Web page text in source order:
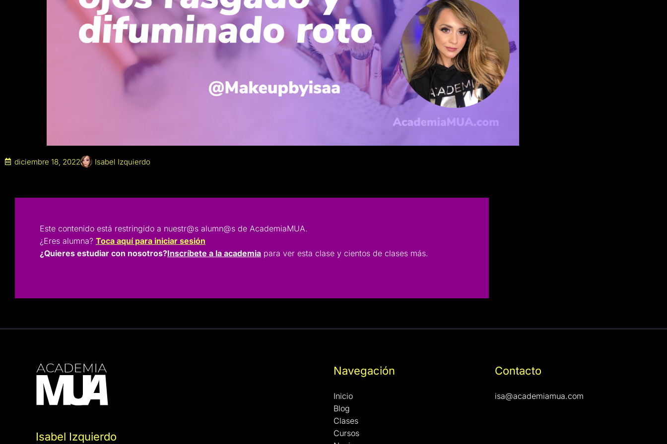
diciembre 18, 2022 Isabel Izquierdo
Este contenido está restringido a nuestr@s alumn@s de AcademiaMUA.
¿Eres alumna? Toca aquí para iniciar sesión
¿Quieres estudiar con nosotros?Inscríbete a la academia para ver esta clase y cientos de clases más.
Isabel Izquierdo
Navegación
Inicio
Blog
Clases
Cursos
Contacto
isa@academiamua.com